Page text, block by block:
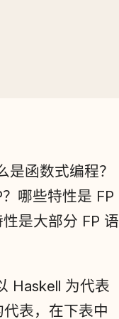
函数式编程？
哪些特性是 FP
是大部分 FP 语
Haskell 为代表
表，在下表中